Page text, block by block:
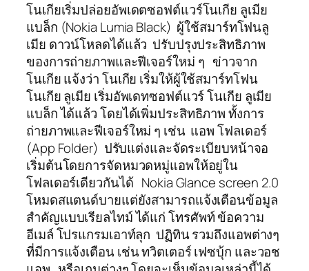
โนเกียเริ่มปล่อยอัพเดตซอฟต์แวร์โนเกีย ลูเมีย
แบล็ก (Nokia Lumia Black) ผู้ใช้สมาร์ทโฟนลู
เมีย ดาวน์โหลดได้แล้ว ปรับปรุงประสิทธิภาพ
ของการถ่ายภาพและฟีเจอร์ใหม่ ๆ ข่าวจาก
โนเกีย แจ้งว่า โนเกีย เริ่มให้ผู้ใช้สมาร์ทโฟน
โนเกีย ลูเมีย เริ่มอัพเดทซอฟต์แวร์ โนเกีย ลูเมีย
แบล็ก ได้แล้ว โดยได้เพิ่มประสิทธิภาพ ทั้งการ
ถ่ายภาพและฟีเจอร์ใหม่ ๆ เช่น แอพ โฟลเดอร์
(App Folder) ปรับแต่งและจัดระเบียบหน้าจอ
เริ่มต้นโดยการจัดหมวดหมู่แอพให้อยู่ใน
โฟลเดอร์เดียวกันได้ Nokia Glance screen 2.0
โหมดสแตนด์บายแต่ยังสามารถแจ้งเตือนข้อมูล
สำคัญแบบเรียลไทม์ ได้แก่ โทรศัพท์ ข้อความ
อีเมล์ โปรแกรมเอาท์ลุก ปฏิทิน รวมถึงแอพต่างๆ
ที่มีการแจ้งเตือน เช่น ทวิตเตอร์ เฟซบุ้ก และวอช